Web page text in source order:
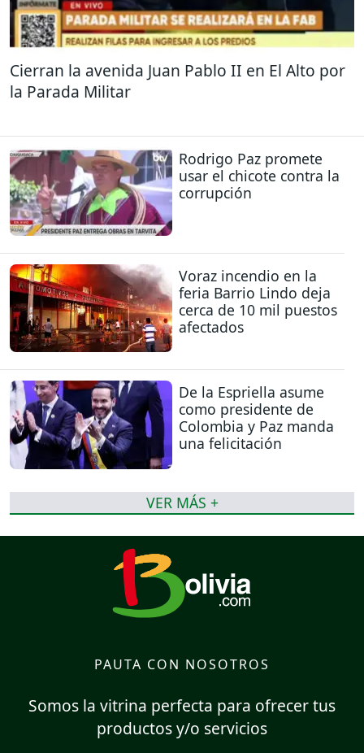
Cierran la avenida Juan Pablo II en El Alto por
la Parada Militar
Rodrigo Paz promete
usar el chicote contra la
corrupción
Voraz incendio en la
feria Barrio Lindo deja
cerca de 10 mil puestos
afectados
De la Espriella asume
como presidente de
Colombia y Paz manda
una felicitación
VER MÁS +
PAUTA CON NOSOTROS
Somos la vitrina perfecta para ofrecer tus
productos y/o servicios